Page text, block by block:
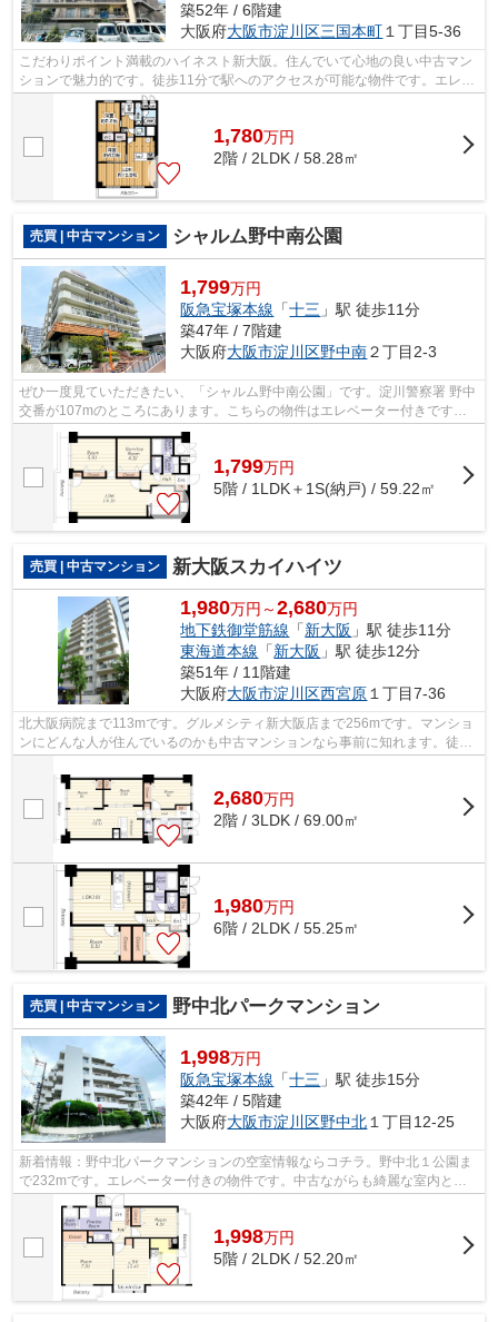
築52年 / 6階建
大阪府大阪市淀川区三国本町１丁目5-36
こだわりポイント満載のハイネスト新大阪。住んでいて心地の良い中古マン
ションで魅力的です。徒歩11分で駅へのアクセスが可能な物件です。エレベ
ーター付きの物件です。ライフサービ...
1,780万円
2階 / 2LDK / 58.28㎡
売買 | 中古マンション シャルム野中南公園
1,799万円
阪急宝塚本線 「十三 」駅 徒歩11分
築47年 / 7階建
大阪府大阪市淀川区野中南２丁目2-3
ぜひ一度見ていただきたい、「シャルム野中南公園」です。淀川警察署 野中
交番が107mのところにあります。こちらの物件はエレベーター付きです。
徒歩11分で駅へのアクセスが可能な物件...
1,799万円
5階 / 1LDK＋1S(納戸) / 59.22㎡
売買 | 中古マンション 新大阪スカイハイツ
1,980万円～2,680万円
地下鉄御堂筋線 「新大阪 」駅 徒歩11分
東海道本線 「新大阪 」駅 徒歩12分
築51年 / 11階建
大阪府大阪市淀川区西宮原 １丁目7-36
北大阪病院まで113mです。グルメシティ新大阪店まで256mです。マンショ
ンにどんな人が住んでいるのかも中古マンションなら事前に知れます。徒歩
2,680万円
2階 / 3LDK / 69.00㎡
1,980万円
6階 / 2LDK / 55.25㎡
売買 | 中古マンション 野中北パークマンション
1,998万円
阪急宝塚本線 「十三 」駅 徒歩15分
築42年 / 5階建
大阪府大阪市淀川区野中北 １丁目12-25
新着情報：野中北パークマンションの空室情報ならコチラ。野中北１公園ま
で232mです。エレベーター付きの物件です。中古ながらも綺麗な室内と魅
力的な住環境のマンションです。阪急宝...
1,998万円
5階 / 2LDK / 52.20㎡